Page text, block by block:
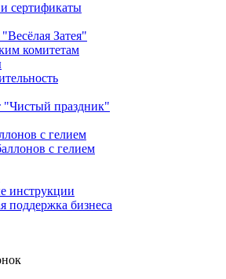
сертификаты
Затея"
комитетам
"Чистый праздник"
с гелием
с гелием
инструкции
поддержка бизнеса